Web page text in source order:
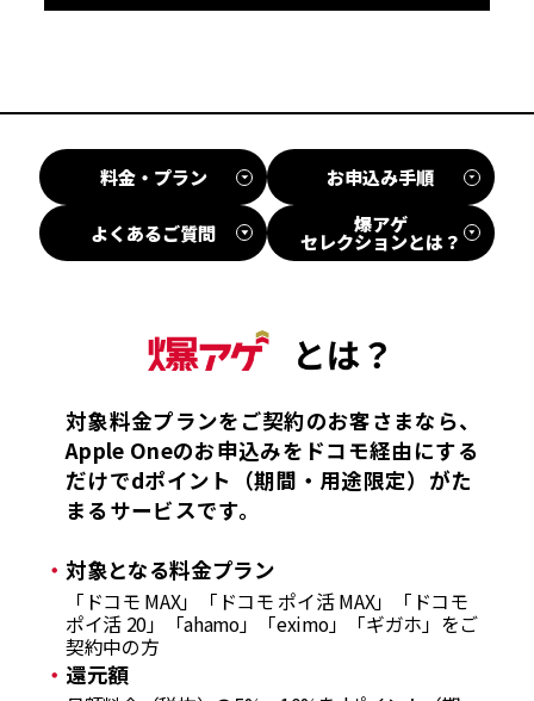
料金・プラン お申込み手順
よくあるご質問 爆アゲ
セレクションとは？
対象料金プランをご契約のお客さまなら、
Apple Oneのお申込みをドコモ経由にする
だけでdポイント（期間・用途限定）がた
まるサービスです。
対象となる料金プラン
「ドコモ MAX」「ドコモ ポイ活 MAX」「ドコモ
ポイ活 20」「ahamo」「eximo」「ギガホ」をご
契約中の方
還元額